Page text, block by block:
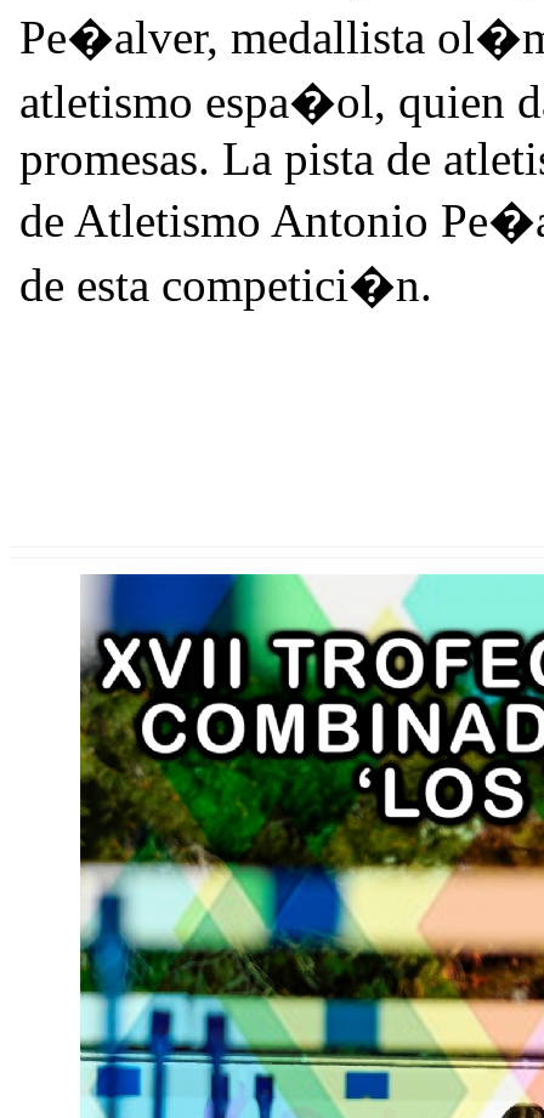
Pe�alver, medallista
atletismo espa�ol, quien
promesas. La pista de
de Atletismo Antonio
de esta competici�n.